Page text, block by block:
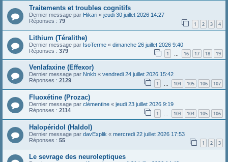
Traitements et troubles cognitifs
Dernier message par Hikari « jeudi 30 juillet 2026 14:27
Réponses : 79 1 2 3 4
Lithium (Téralithe)
Dernier message par IsoTerme « dimanche 26 juillet 2026 9:40
Réponses : 379 1 16 17 18 19
Venlafaxine (Effexor)
Dernier message par Nnkb « vendredi 24 juillet 2026 15:42
Réponses : 2129 1 104 105 106 107
Fluoxétine (Prozac)
Dernier message par clémentine « jeudi 23 juillet 2026 9:19
Réponses : 2114 1 … 103 104 105 106
Halopéridol (Haldol)
Dernier message par davExplik « mercredi 22 juillet 2026 17:53
Réponses : 55 1 2 3
Le sevrage des neuroleptiques